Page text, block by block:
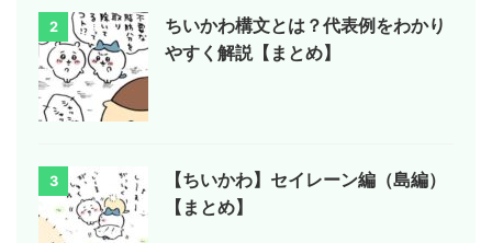
2
ちいかわ構文とは？代表例をわかり
やすく解説【まとめ】
3
【ちいかわ】セイレーン編（島編）
【まとめ】